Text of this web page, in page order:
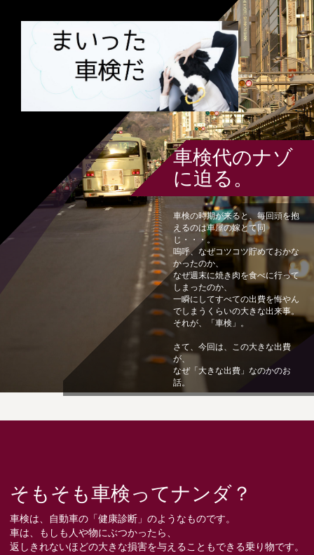
車検代のナゾ
に迫る。
車検の時期が来ると、毎回頭を抱
えるのは車屋の嫁とて同
じ・・・。
嗚呼、なぜコツコツ貯めておかな
かったのか、
なぜ週末に焼き肉を食べに行って
しまったのか、
一瞬にしてすべての出費を悔やん
でしまうくらいの大きな出来事。
それが、「車検」。
さて、今回は、この大きな出費
が、
なぜ「大きな出費」なのかのお
話。
そもそも車検ってナンダ？
車検は、自動車の「健康診断」のようなものです。
車は、もしも人や物にぶつかったら、
返しきれないほどの大きな損害を与えることもできる乗り物です。